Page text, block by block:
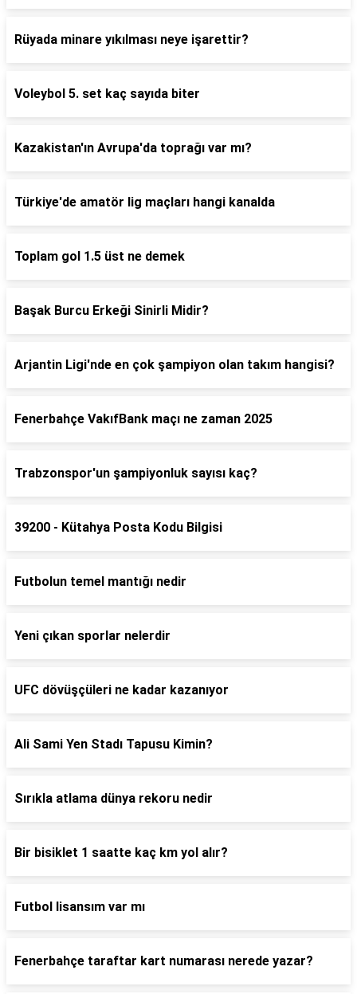
Rüyada minare yıkılması neye işarettir?
Voleybol 5. set kaç sayıda biter
Kazakistan'ın Avrupa'da toprağı var mı?
Türkiye'de amatör lig maçları hangi kanalda
Toplam gol 1.5 üst ne demek
Başak Burcu Erkeği Sinirli Midir?
Arjantin Ligi'nde en çok şampiyon olan takım hangisi?
Fenerbahçe VakıfBank maçı ne zaman 2025
Trabzonspor'un şampiyonluk sayısı kaç?
39200 - Kütahya Posta Kodu Bilgisi
Futbolun temel mantığı nedir
Yeni çıkan sporlar nelerdir
UFC dövüşçüleri ne kadar kazanıyor
Ali Sami Yen Stadı Tapusu Kimin?
Sırıkla atlama dünya rekoru nedir
Bir bisiklet 1 saatte kaç km yol alır?
Futbol lisansım var mı
Fenerbahçe taraftar kart numarası nerede yazar?